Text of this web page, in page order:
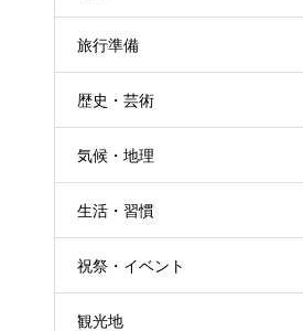
旅行準備
歴史・芸術
気候・地理
生活・習慣
祝祭・イベント
観光地